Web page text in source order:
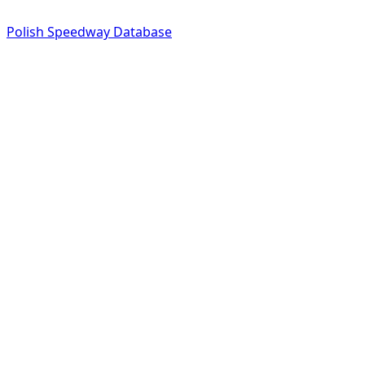
Polish Speedway Database